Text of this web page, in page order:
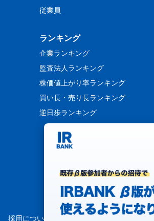
従業員
ランキング
企業ランキング
監査法人ランキング
株価値上がり率ランキング
買い長・売り長ランキング
逆日歩ランキング
採用について